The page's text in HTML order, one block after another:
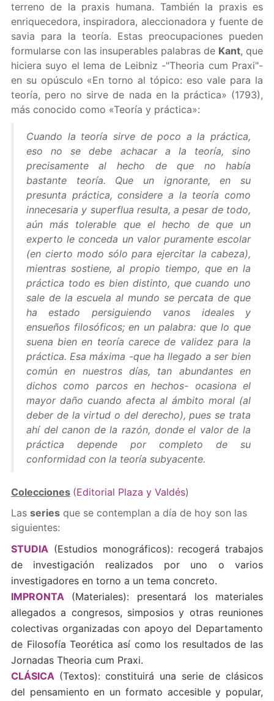
terreno de la praxis humana. También la praxis es
enriquecedora, inspiradora, aleccionadora y fuente de
savia para la teoría. Estas preocupaciones pueden
formularse con las insuperables palabras de Kant, que
hiciera suyo el lema de Leibniz -"Theoria cum Praxi"-
en su opúsculo «En torno al tópico: eso vale para la
teoría, pero no sirve de nada en la práctica» (1793),
más conocido como «Teoría y práctica»:
Cuando la teoría sirve de poco a la práctica,
eso no se debe achacar a la teoría, sino
precisamente al hecho de que no había
bastante teoría. Que un ignorante, en su
presunta práctica, considere a la teoría como
innecesaria y superflua resulta, a pesar de todo,
aún más tolerable que el hecho de que un
experto le conceda un valor puramente escolar
(en cierto modo sólo para ejercitar la cabeza),
mientras sostiene, al propio tiempo, que en la
práctica todo es bien distinto, que cuando uno
sale de la escuela al mundo se percata de que
ha estado persiguiendo vanos ideales y
ensueños filosóficos; en un palabra: que lo que
suena bien en teoría carece de validez para la
práctica. Esa máxima -que ha llegado a ser bien
común en nuestros días, tan abundantes en
dichos como parcos en hechos- ocasiona el
mayor daño cuando afecta al ámbito moral (al
deber de la virtud o del derecho), pues se trata
ahí del canon de la razón, donde el valor de la
práctica depende por completo de su
conformidad con la teoría subyacente.
Colecciones (Editorial Plaza y Valdés)
Las seriesque se contemplan a día de hoy son las
siguientes:
STUDIA(Estudios monográficos): recogerá trabajos
de investigación realizados por uno o varios
investigadores en torno a un tema concreto.
IMPRONTA(Materiales): presentará los materiales
allegados a congresos, simposios y otras reuniones
colectivas organizadas con apoyo del Departamento
de Filosofía Teorética así como los resultados de las
Jornadas Theoria cum Praxi.
CLÁSICA (Textos): constituirá una serie de clásicos
del pensamiento en un formato accesible y popular,